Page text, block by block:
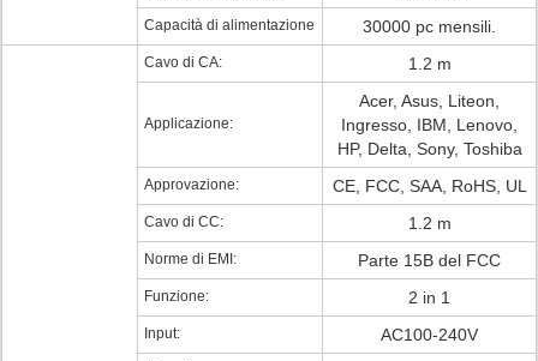
Capacità di alimentazione 30000 pc mensili.
Cavo di CA: 1.2 m
Applicazione:
Acer, Asus, Liteon,
Ingresso, IBM, Lenovo,
HP, Delta, Sony, Toshiba
Approvazione: CE, FCC, SAA, RoHS, UL
Cavo di CC: 1.2 m
Norme di EMI: Parte 15B del FCC
Funzione: 2 in 1
Input: AC100-240V